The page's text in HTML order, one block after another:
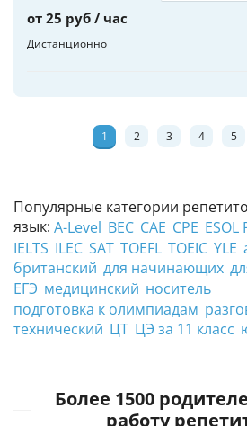
Популярные категории
язык: A-Level BEC CAE CPE ESOL
IELTS ILEC SAT TOEFL TOEIC YLE
британский для начинающих
ЕГЭ медицинский носитель
подготовка к олимпиадам
технический ЦТ ЦЭ за 11 класс
от 25 руб / час
Дистанционно
1 2 3 4 5
Более 1500
работу